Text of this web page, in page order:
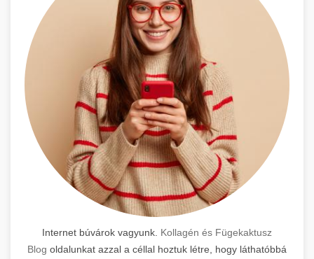
Internet búvárok vagyunk. Kollagén és Fügekaktusz
Blog oldalunkat azzal a céllal hoztuk létre, hogy láthatóbbá